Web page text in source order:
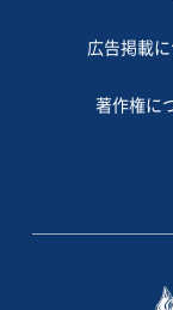
広告掲載
著作権に